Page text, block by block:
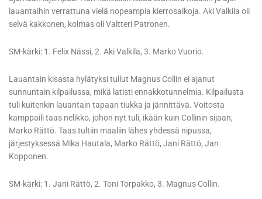
lauantaihin verrattuna vielä nopeampia kierrosaikoja. Aki Valkila oli
selvä kakkonen, kolmas oli Valtteri Patronen.
SM-kärki: 1. Felix Nässi, 2. Aki Valkila, 3. Marko Vuorio.
Lauantain kisasta hylätyksi tullut Magnus Collin ei ajanut
sunnuntain kilpailussa, mikä latisti ennakkotunnelmia. Kilpailusta
tuli kuitenkin lauantain tapaan tiukka ja jännittävä. Voitosta
kamppaili taas nelikko, johon nyt tuli, ikään kuin Collinin sijaan,
Marko Rättö. Taas tultiin maaliin lähes yhdessä nipussa,
järjestyksessä Mika Hautala, Marko Rättö, Jani Rättö, Jan
Kopponen.
SM-kärki: 1. Jani Rättö, 2. Toni Torpakko, 3. Magnus Collin.